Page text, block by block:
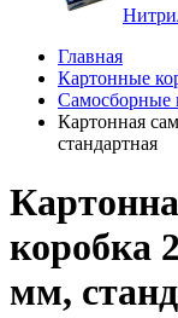
Главная
Картонные
Самосборные
Картонная
стандартная
коробка
мм,